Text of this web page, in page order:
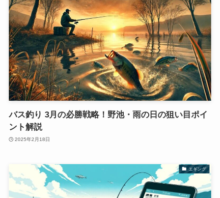
バス釣り 3月の必勝戦略！野池・雨の日の狙い目ポイ
ント解説
2025年2月18日
エギング